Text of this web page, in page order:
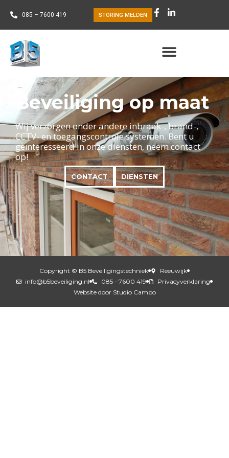
085 – 7600 419 STORING MELDEN
Beveiliging op maat
Wij verzorgen onder andere inbraak-, brand-,
CCTV- en toegangscontrole systemen. Bent u
geïnteresseerd in onze diensten, neem contact
op!
CONTACT DIENSTEN
Copyright © B5 Beveiligingstechniek
Reeuwijk
info@b5beveiliging.nl
085 - 7600 419
Privacyverklaring
Website door Studio Campo